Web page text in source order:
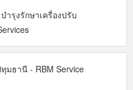
ำรุงรักษาเครื่องปรับ
มธานี - RBM Service